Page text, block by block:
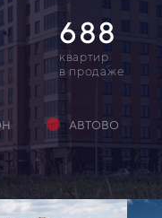
688
квартир
в продаже
АВТОВО